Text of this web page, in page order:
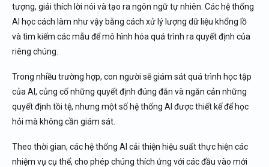
Ví dụ về trí tuệ nhân tạo
Công cụ AI sáng tạo
Trợ lý thông minh
Xe tự lái
Bộ lọc hình ảnh
Nếu bạn cần dụng cụ, thiết bị kiểm tra điện chính
hãng
tượng, giải thích lời nói và tạo ra ngôn ngữ tự nhiên. Các hệ thống
AI học cách làm như vậy bằng cách xử lý lượng dữ liệu khổng lồ
và tìm kiếm các mẫu để mô hình hóa quá trình ra quyết định của
riêng chúng.
Trong nhiều trường hợp, con người sẽ giám sát quá trình học tập
của AI, củng cố những quyết định đúng đắn và ngăn cản những
quyết định tồi tệ, nhưng một số hệ thống AI được thiết kế để học
hỏi mà không cần giám sát.
Theo thời gian, các hệ thống AI cải thiện hiệu suất thực hiện các
nhiệm vụ cụ thể, cho phép chúng thích ứng với các đầu vào mới